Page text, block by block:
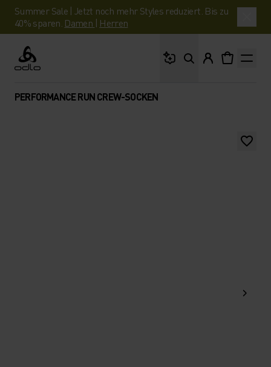
Summer Sale | Jetzt noch mehr Styles reduziert. Bis zu
40% sparen. Damen | Herren
Odlo
PERFORMANCE RUN CREW-SOCKEN